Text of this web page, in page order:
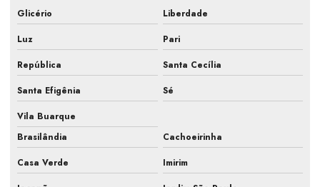
Empresa de ar condicionado industrial
Empresa de ar condicionado e refrigeração
Empresa climatizador industrial
Empresa de elaboração pmoc ar condicionado
Empresa especializada pmoc ar condicionado
Empresa de manutenção de ar condicionado
Empresa de manutenção de ar condicionado com pmoc
Glicério
Liberdade
Luz
Pari
República
Santa Cecília
Santa Efigênia
Sé
Vila Buarque
Brasilândia
Cachoeirinha
Casa Verde
Imirim